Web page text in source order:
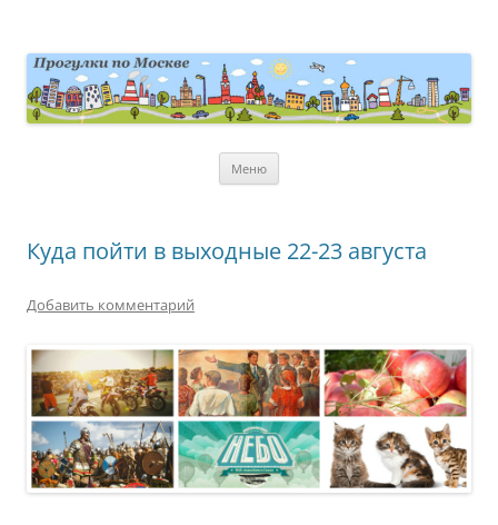
Меню
Куда пойти в выходные 22-23 августа
Добавить комментарий